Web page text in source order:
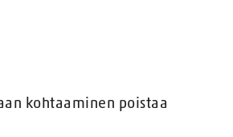
kohtaaminen poistaa